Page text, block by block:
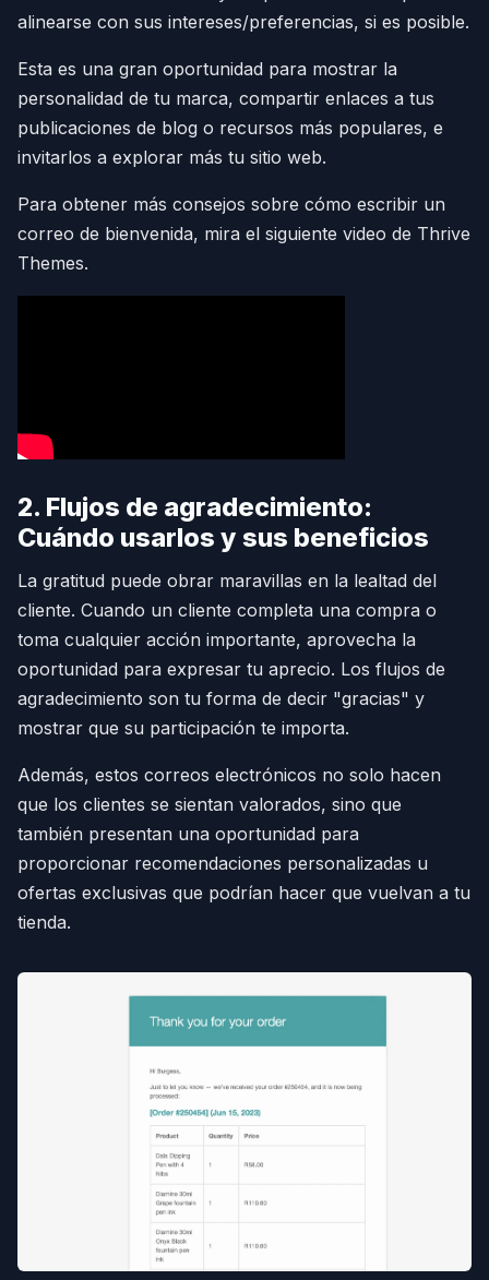
alinearse con sus intereses/preferencias, si es posible.
Esta es una gran oportunidad para mostrar la
personalidad de tu marca, compartir enlaces a tus
publicaciones de blog o recursos más populares, e
invitarlos a explorar más tu sitio web.
Para obtener más consejos sobre cómo escribir un
correo de bienvenida, mira el siguiente video de Thrive
Themes.
2. Flujos de agradecimiento:
Cuándo usarlos y sus beneficios
La gratitud puede obrar maravillas en la lealtad del
cliente. Cuando un cliente completa una compra o
toma cualquier acción importante, aprovecha la
oportunidad para expresar tu aprecio. Los flujos de
agradecimiento son tu forma de decir "gracias" y
mostrar que su participación te importa.
Además, estos correos electrónicos no solo hacen
que los clientes se sientan valorados, sino que
también presentan una oportunidad para
proporcionar recomendaciones personalizadas u
ofertas exclusivas que podrían hacer que vuelvan a tu
tienda.